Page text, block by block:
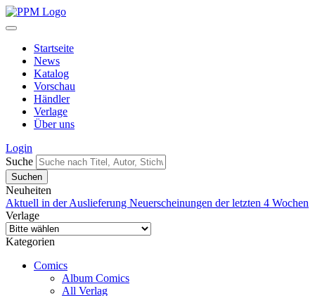
Startseite
News
Katalog
Vorschau
Händler
Verlage
Über uns
Login
Suche
Neuheiten
Aktuell in der Auslieferung Neuerscheinungen der letzten 4 Wochen
Verlage
Kategorien
Comics
Album Comics
All Verlag